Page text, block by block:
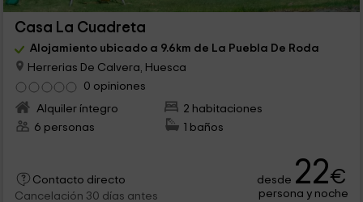
Casa La Cuadreta
Alojamiento ubicado a 9.6km de La Puebla De Roda
Herrerias De Calvera, Huesca
0 opiniones
Alquiler íntegro
2 habitaciones
6 personas
1 baños
Contacto directo
Cancelación 30 días antes
desde 22€
persona y noche